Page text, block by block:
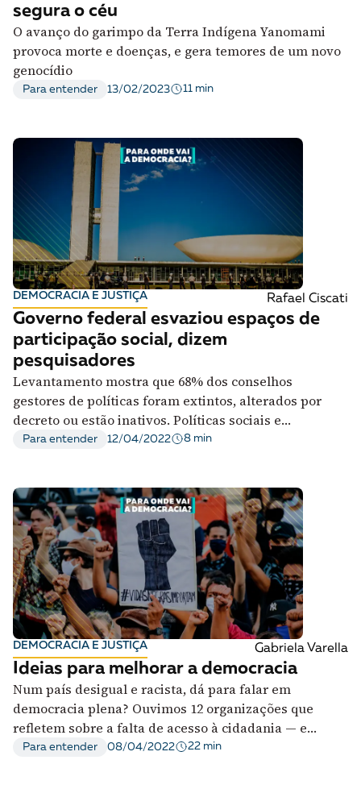
segura o céu
O avanço do garimpo da Terra Indígena Yanomami
provoca morte e doenças, e gera temores de um novo
genocídio
Para entender 13/02/2023 11 min
DEMOCRACIA E JUSTIÇA Rafael Ciscati
Governo federal esvaziou espaços de
participação social, dizem
pesquisadores
Levantamento mostra que 68% dos conselhos
gestores de políticas foram extintos, alterados por
decreto ou estão inativos. Políticas sociais e
ambientais aparecem entre mais afetadas
Para entender 12/04/2022 8 min
DEMOCRACIA E JUSTIÇA Gabriela Varella
Ideias para melhorar a democracia
Num país desigual e racista, dá para falar em
democracia plena? Ouvimos 12 organizações que
refletem sobre a falta de acesso à cidadania — e
apontam caminhos de mudanças
Para entender 08/04/2022 22 min